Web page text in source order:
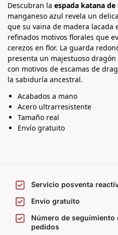
a
Descubran la espada katana
manganeso azul revela un
que su vaina de madera lacada
refinados motivos florales que
cerezos en flor. La guarda
presenta un majestuoso
con motivos de escamas de
la sabiduría ancestral.
Acabados a mano
Acero ultrarresistente
Tamaño real
Envío gratuito
Servicio posventa
Envío gratuito
Número de
pedidos